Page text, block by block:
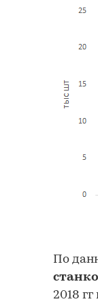
По
2018